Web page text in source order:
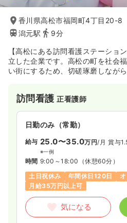
香川県高松市福岡町4丁目20-8
潟元駅
9分
【高松にある訪問看護ステーショ
立した企業です。高松の町を社会
い街にするため、切磋琢磨しなが
訪問看護正看護師
日勤のみ（常勤）
給与 25.0〜35.0万円/月 賞与
※一例
時間 9:00～18:00 （休憩60分）
土日祝休み
年間休日120日
月給35万円以上可
気になる